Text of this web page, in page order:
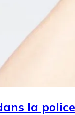
la police